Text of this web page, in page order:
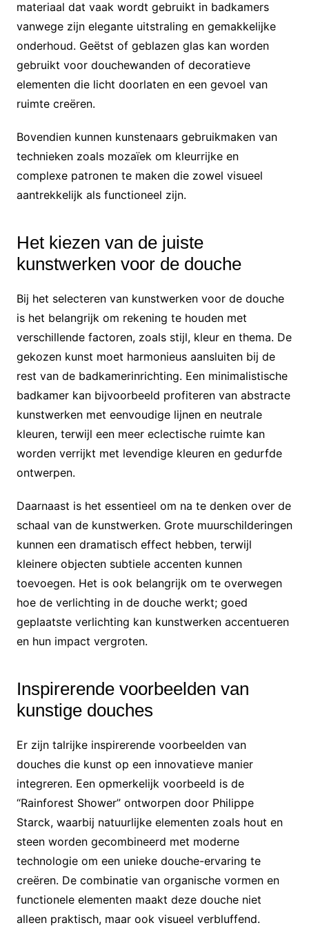
materiaal dat vaak wordt gebruikt in badkamers
vanwege zijn elegante uitstraling en gemakkelijke
onderhoud. Geëtst of geblazen glas kan worden
gebruikt voor douchewanden of decoratieve
elementen die licht doorlaten en een gevoel van
ruimte creëren.
Bovendien kunnen kunstenaars gebruikmaken van
technieken zoals mozaïek om kleurrijke en
complexe patronen te maken die zowel visueel
aantrekkelijk als functioneel zijn.
Het kiezen van de juiste
kunstwerken voor de douche
Bij het selecteren van kunstwerken voor de douche
is het belangrijk om rekening te houden met
verschillende factoren, zoals stijl, kleur en thema. De
gekozen kunst moet harmonieus aansluiten bij de
rest van de badkamerinrichting. Een minimalistische
badkamer kan bijvoorbeeld profiteren van abstracte
kunstwerken met eenvoudige lijnen en neutrale
kleuren, terwijl een meer eclectische ruimte kan
worden verrijkt met levendige kleuren en gedurfde
ontwerpen.
Daarnaast is het essentieel om na te denken over de
schaal van de kunstwerken. Grote muurschilderingen
kunnen een dramatisch effect hebben, terwijl
kleinere objecten subtiele accenten kunnen
toevoegen. Het is ook belangrijk om te overwegen
hoe de verlichting in de douche werkt; goed
geplaatste verlichting kan kunstwerken accentueren
en hun impact vergroten.
Inspirerende voorbeelden van
kunstige douches
Er zijn talrijke inspirerende voorbeelden van
douches die kunst op een innovatieve manier
integreren. Een opmerkelijk voorbeeld is de
“Rainforest Shower” ontworpen door Philippe
Starck, waarbij natuurlijke elementen zoals hout en
steen worden gecombineerd met moderne
technologie om een unieke douche-ervaring te
creëren. De combinatie van organische vormen en
functionele elementen maakt deze douche niet
alleen praktisch, maar ook visueel verbluffend.